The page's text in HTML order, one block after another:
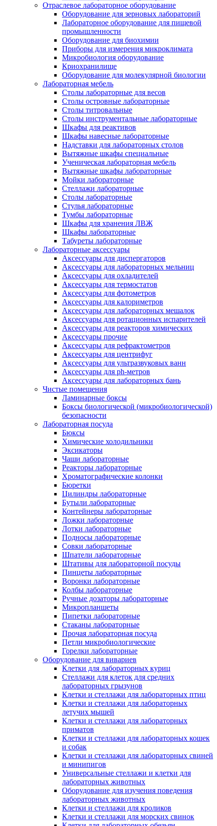
Отраслевое лабораторное оборудование
Оборудование для зерновых лабораторий
Лабораторное оборудование для пищевой
промышленности
Оборудование для биохимии
Приборы для измерения микроклимата
Микробиология оборудование
Криохранилище
Оборудование для молекулярной биологии
Лабораторная мебель
Столы лабораторные для весов
Столы островные лабораторные
Столы титровальные
Столы инструментальные лабораторные
Шкафы для реактивов
Шкафы навесные лабораторные
Надставки для лабораторных столов
Вытяжные шкафы специальные
Ученическая лабораторная мебель
Вытяжные шкафы лабораторные
Мойки лабораторные
Стеллажи лабораторные
Столы лабораторные
Стулья лабораторные
Тумбы лабораторные
Шкафы для хранения ЛВЖ
Шкафы лабораторные
Табуреты лабораторные
Лабораторные аксессуары
Аксессуары для диспергаторов
Аксессуары для лабораторных мельниц
Аксессуары для охладителей
Аксессуары для термостатов
Аксессуары для фотометров
Аксессуары для калориметров
Аксессуары для лабораторных мешалок
Аксессуары для ротационных испарителей
Аксессуары для реакторов химических
Аксессуары прочие
Аксессуары для рефрактометров
Аксессуары для центрифуг
Аксессуары для ультразвуковых ванн
Аксессуары для ph-метров
Аксессуары для лабораторных бань
Чистые помещения
Ламинарные боксы
Боксы биологической (микробиологической)
безопасности
Лабораторная посуда
Бюксы
Химические холодильники
Эксикаторы
Чаши лабораторные
Реакторы лабораторные
Хроматографические колонки
Бюретки
Цилиндры лабораторные
Бутыли лабораторные
Контейнеры лабораторные
Ложки лабораторные
Лотки лабораторные
Подносы лабораторные
Совки лабораторные
Шпатели лабораторные
Штативы для лабораторной посуды
Пинцеты лабораторные
Воронки лабораторные
Колбы лабораторные
Ручные дозаторы лабораторные
Микропланшеты
Пипетки лабораторные
Стаканы лабораторные
Прочая лабораторная посуда
Петли микробиологические
Горелки лабораторные
Оборудование для вивариев
Клетки для лабораторных куриц
Стеллажи для клеток для средних
лабораторных грызунов
Клетки и стеллажи для лабораторных птиц
Клетки и стеллажи для лабораторных
летучих мышей
Клетки и стеллажи для лабораторных
приматов
Клетки и стеллажи для лабораторных кошек
и собак
Клетки и стеллажи для лабораторных свиней
и минипигов
Универсальные стеллажи и клетки для
лабораторных животных
Оборудование для изучения поведения
лабораторных животных
Клетки и стеллажи для кроликов
Клетки и стеллажи для морских свинок